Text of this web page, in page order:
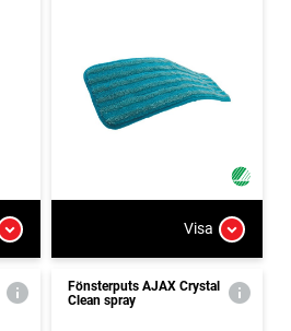
Visa
Fönsterputs AJAX Crystal
Clean spray